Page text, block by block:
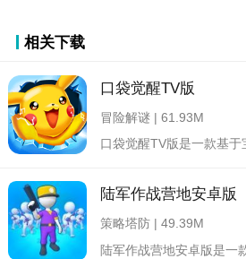
相关下载
口袋觉醒TV版
冒险解谜 | 61.93M
陆军作战营地安卓版
策略塔防 | 49.39M